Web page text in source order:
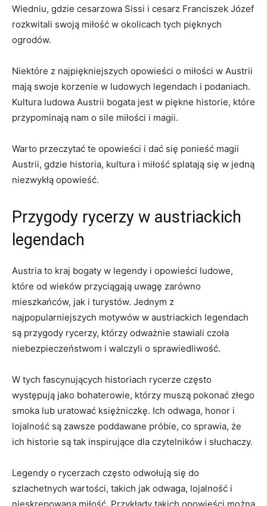
Wiedniu, gdzie cesarzowa Sissi i cesarz Franciszek Józef
rozkwitali ‍swoją miłość⁤ w okolicach ⁢tych pięknych
ogrodów.
Niektóre z najpiękniejszych opowieści o miłości w ⁢Austrii
mają swoje korzenie w ludowych legendach i podaniach.⁤
Kultura ludowa Austrii bogata jest w piękne historie, które
przypominają nam o sile miłości i magii.
Warto przeczytać te opowieści i dać się ponieść magii
Austrii, gdzie historia, kultura i miłość splatają się ‌w jedną
niezwykłą opowieść.
Przygody rycerzy w austriackich
legendach
Austria to kraj⁣ bogaty w legendy ⁤i opowieści ludowe,
⁣które‍ od wieków przyciągają uwagę zarówno
mieszkańców, jak i turystów. Jednym z
najpopularniejszych motywów w austriackich legendach
są przygody rycerzy, którzy odważnie stawiali czoła
‍niebezpieczeństwom i walczyli o sprawiedliwość.
W ⁣tych fascynujących historiach rycerze‍ często
występują jako bohaterowie,⁢ którzy muszą pokonać ‍złego
smoka lub ⁤uratować⁤ księżniczkę. ‍Ich⁤ odwaga, honor i
lojalność są zawsze poddawane próbie, co sprawia, że
ich historie są tak inspirujące dla czytelników i słuchaczy.
Legendy o​ rycerzach często odwołują‍ się do ​
szlachetnych wartości, takich jak odwaga, lojalność i